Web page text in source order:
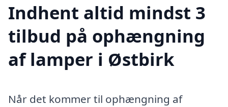
Indhent altid mindst 3
tilbud på ophængning
af lamper i Østbirk
Når det kommer til ophængning af